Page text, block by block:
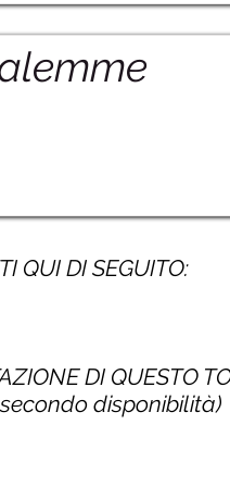
QUI DI SEGUITO:
DI QUESTO
disponibilità)